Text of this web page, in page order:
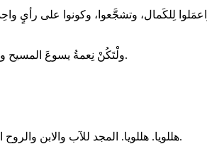
ولْتَكُنْ نِعمةُ يسوعَ المسيح ومَحبَّةُ اللهِ وشَرِكَةُ الرُّوحِ القُدُسِ معَكُم جَميعاً. آمين.
هللويا. هللويا. المجد للآب والابن والروح القدس، * لله الكائِن، والّذي كان، والّذي يأتي. هللويا.